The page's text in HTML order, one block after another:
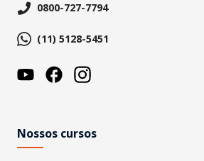
0800-727-7794
(11) 5128-5451
Nossos cursos